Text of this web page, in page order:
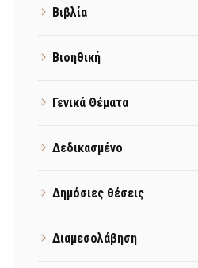
Βιβλία
Βιοηθική
Γενικά Θέματα
Δεδικασμένο
Δημόσιες θέσεις
Διαμεσολάβηση